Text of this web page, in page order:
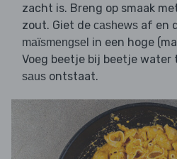
zacht is. Breng op smaak
zout. Giet de cashews af en
maïsmengsel in een hoge
Voeg beetje bij beetje water
saus ontstaat.